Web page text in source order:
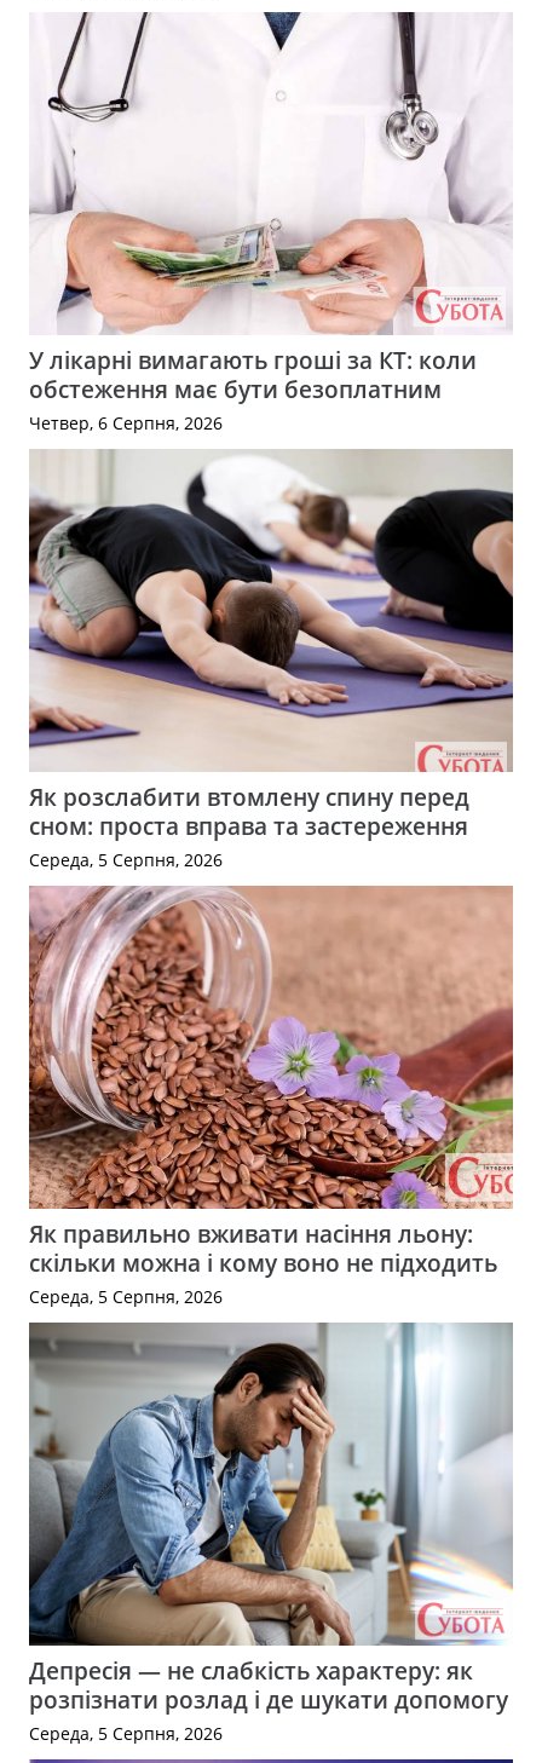
У лікарні вимагають гроші за КТ: коли
обстеження має бути безоплатним
Четвер, 6 Серпня, 2026
Як розслабити втомлену спину перед
сном: проста вправа та застереження
Середа, 5 Серпня, 2026
Як правильно вживати насіння льону:
скільки можна і кому воно не підходить
Середа, 5 Серпня, 2026
Депресія — не слабкість характеру: як
розпізнати розлад і де шукати допомогу
Середа, 5 Серпня, 2026